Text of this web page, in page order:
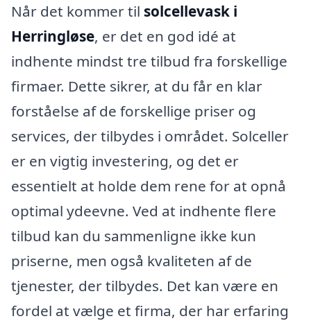
Når det kommer til solcellevask i
Herringløse, er det en god idé at
indhente mindst tre tilbud fra forskellige
firmaer. Dette sikrer, at du får en klar
forståelse af de forskellige priser og
services, der tilbydes i området. Solceller
er en vigtig investering, og det er
essentielt at holde dem rene for at opnå
optimal ydeevne. Ved at indhente flere
tilbud kan du sammenligne ikke kun
priserne, men også kvaliteten af de
tjenester, der tilbydes. Det kan være en
fordel at vælge et firma, der har erfaring